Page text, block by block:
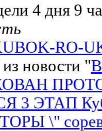
4 дня 9
RO-
новости "
3 ЭТАП
\"